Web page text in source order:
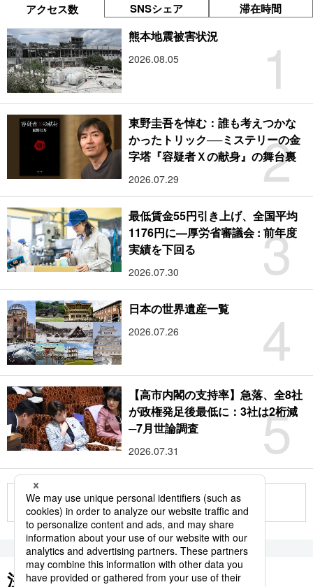
アクセス数 SNSシェア 滞在時間
1
熊本地震被害状況
2026.08.05
2
東野圭吾を悼む：誰も考えつかな
かったトリック──ミステリーの金
字塔『容疑者Ｘの献身』の舞台裏
2026.07.29
3
最低賃金55円引き上げ、全国平均
1176円に―厚労省審議会 : 前年度
実績を下回る
2026.07.30
4
日本の世界遺産一覧
2026.07.26
5
【高市内閣の支持率】急落、全8社
が政権発足後最低に：3社は2桁減
─7月世論調査
2026.07.31
もっと見る
注目のキーワード